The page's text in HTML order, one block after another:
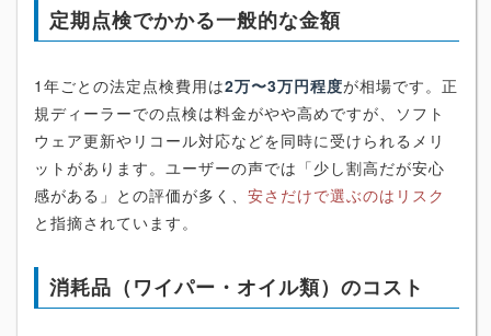
定期点検でかかる一般的な金額
1年ごとの法定点検費用は2万〜3万円程度が相場です。正
規ディーラーでの点検は料金がやや高めですが、ソフト
ウェア更新やリコール対応などを同時に受けられるメリ
ットがあります。ユーザーの声では「少し割高だが安心
感がある」との評価が多く、 安さだけで選ぶのはリスク
と指摘されています。
消耗品（ワイパー・オイル類）のコスト